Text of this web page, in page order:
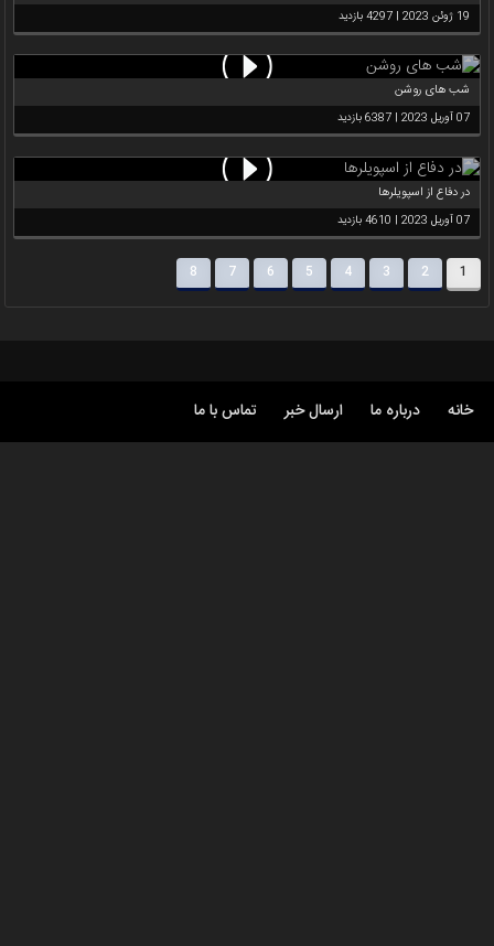
19 ژوئن 2023 | 4297 بازدید
شب های روشن
07 آوریل 2023 | 6387 بازدید
در دفاع از اسپویلرها
07 آوریل 2023 | 4610 بازدید
1
2
3
4
5
6
7
8
خانه درباره ما ارسال خبر تماس با ما